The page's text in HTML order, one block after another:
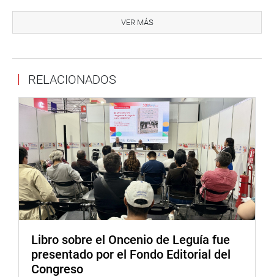
compromiso de consolidar las relaciones académicas y
culturales entre ambas instituciones, fortaleciendo los
posibilidad de renovación, y busca consolidar la
colaboración académica en beneficio de las futuras
generaciones de ambas naciones.
DESPACHO CONGRESAL
VER MÁS
RELACIONADOS
Libro sobre el Oncenio de Leguía fue
presentado por el Fondo Editorial del
Congreso